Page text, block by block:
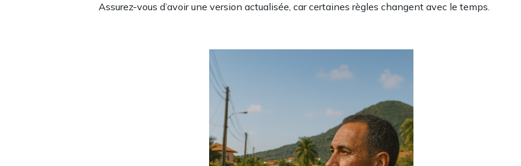
Assurez-vous d’avoir une version actualisée, car certaines règles changent avec le temps.